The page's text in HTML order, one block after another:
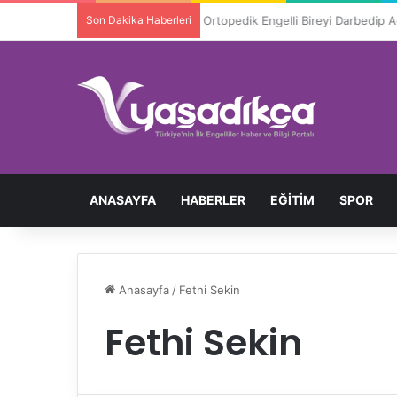
Son Dakika Haberleri Ortopedik Engelli Bireyi Darbedip
ANASAYFA HABERLER EĞITIM SPOR
Anasayfa / Fethi Sekin
Fethi Sekin